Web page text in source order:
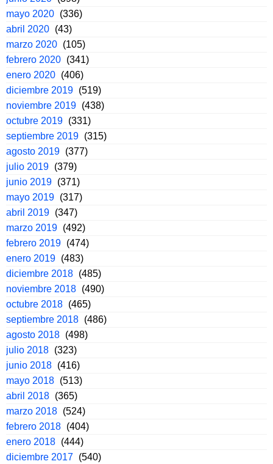
mayo 2020 (336)
abril 2020 (43)
marzo 2020 (105)
febrero 2020 (341)
enero 2020 (406)
diciembre 2019 (519)
noviembre 2019 (438)
octubre 2019 (331)
septiembre 2019 (315)
agosto 2019 (377)
julio 2019 (379)
junio 2019 (371)
mayo 2019 (317)
abril 2019 (347)
marzo 2019 (492)
febrero 2019 (474)
enero 2019 (483)
diciembre 2018 (485)
noviembre 2018 (490)
octubre 2018 (465)
septiembre 2018 (486)
agosto 2018 (498)
julio 2018 (323)
junio 2018 (416)
mayo 2018 (513)
abril 2018 (365)
marzo 2018 (524)
febrero 2018 (404)
enero 2018 (444)
diciembre 2017 (540)